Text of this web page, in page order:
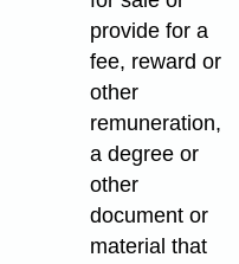
provide for a
fee, reward or
other
remuneration,
a degree or
other
document or
material that